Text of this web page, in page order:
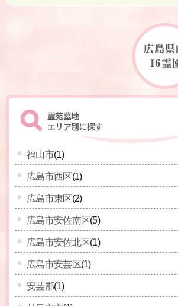
霊苑墓地
エリア別に探す
福山市(1)
広島市西区(1)
広島市東区(2)
広島市安佐南区(5)
広島市安佐北区(1)
広島市安芸区(1)
安芸郡(1)